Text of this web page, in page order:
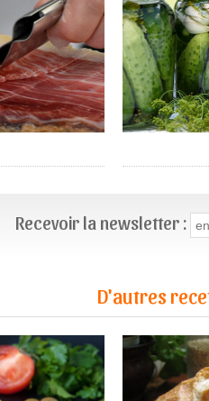
Recevoir la newsletter :
D'autres